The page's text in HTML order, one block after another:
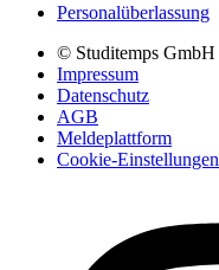
Personalüberlassung
© Studitemps GmbH
Impressum
Datenschutz
AGB
Meldeplattform
Cookie-Einstellungen